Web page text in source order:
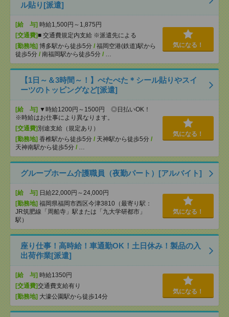
ル貼り[派遣]
[給 与] 時給1,500円～1,875円
[交通費]■ 交通費規定内支給 ※派遣先による
[勤務地] 博多駅から徒歩5分 / 福岡空港(鉄道)駅から
徒歩5分 / 南福岡駅から徒歩5分 / …
気になる！
【1日～＆3時間～！】ぺたぺた＊シール貼りやスイ
ーツのトッピングなど[派遣]
[給 与] ▼時給1200円～1500円 ◎日払いOK！
※時給はお仕事により異なります。
[交通費] 別途支給（規定あり）
[勤務地] 香椎駅から徒歩5分 / 天神駅から徒歩5分 /
天神南駅から徒歩5分 / …
気になる！
グループホーム介護職員（夜勤パート）[アルバイト]
[給 与] 日給22,000円～24,000円
[勤務地] 福岡県福岡市西区今津3810（最寄り駅：
JR筑肥線「周船寺」駅または「九大学研都市」
駅）
気になる！
座り仕事！高時給！車通勤OK！土日休み！製品の入
出荷作業[派遣]
[給 与] 時給1350円
[交通費]交通費支給有り
[勤務地] 大濠公園駅から徒歩14分
気になる！